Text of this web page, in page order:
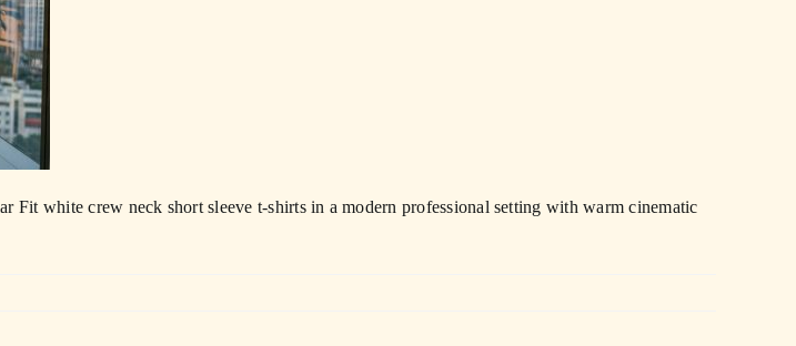
Fit white crew neck short sleeve t-shirts in a modern professional setting with warm cinematic